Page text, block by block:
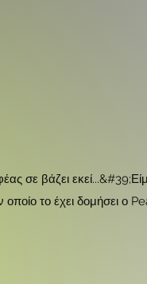
σε βάζει
οποίο το έχει δομήσει ο